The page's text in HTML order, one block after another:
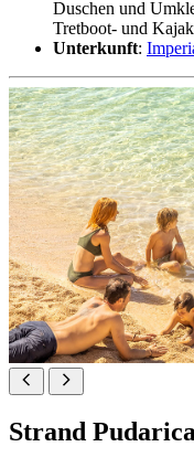
Duschen und
Tretboot- und
Unterkunft:
Strand